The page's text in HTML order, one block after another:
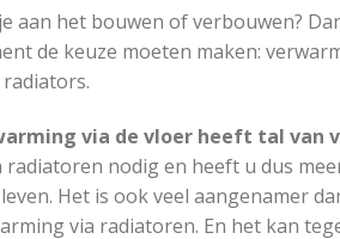
aan het bouwen of verbouwen?
de keuze moeten maken:
via de vloer heeft tal van
radiatoren nodig en heeft u dus
Het is ook veel aangenamer
via radiatoren. En het kan